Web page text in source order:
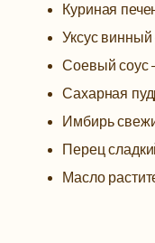
Куриная
Уксус
Соевый соус
Сахарная
Имбирь
Перец
Масло